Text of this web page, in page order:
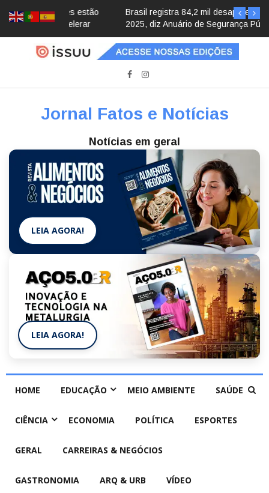
Brasil registra 84,2 mil desaparecimentos em
2025, diz Anuário de Segurança Pública
Jornal Fatos e Notícias
Notícias em geral
LEIA AGORA!
LEIA AGORA!
HOME EDUCAÇÃO MEIO AMBIENTE SAÚDE
CIÊNCIA ECONOMIA POLÍTICA ESPORTES
GERAL CARREIRAS & NEGÓCIOS
GASTRONOMIA ARQ & URB VÍDEO